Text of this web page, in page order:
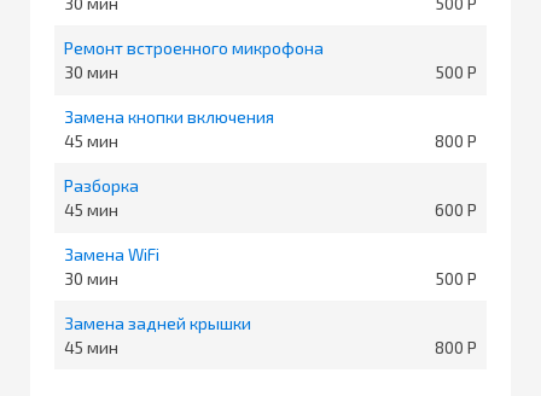
Ремонт встроенного микрофона
30
500
Замена кнопки включения
45
800
Разборка
45
600
Замена WiFi
30
500
Замена задней крышки
45
800